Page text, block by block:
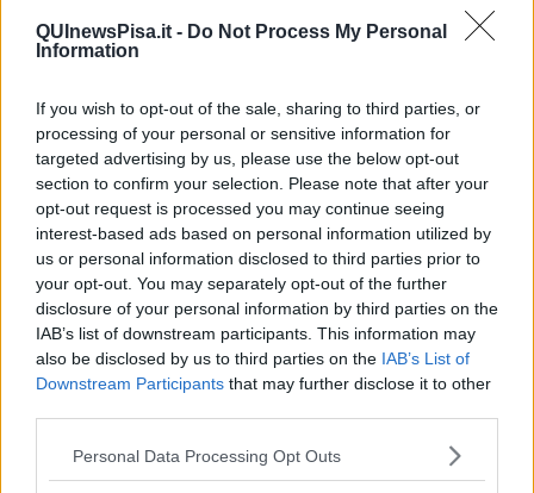
QUInewsPisa.it - Do Not Process My Personal
Information
If you wish to opt-out of the sale, sharing to third parties, or
processing of your personal or sensitive information for
targeted advertising by us, please use the below opt-out
section to confirm your selection. Please note that after your
opt-out request is processed you may continue seeing
interest-based ads based on personal information utilized by
us or personal information disclosed to third parties prior to
your opt-out. You may separately opt-out of the further
disclosure of your personal information by third parties on the
IAB’s list of downstream participants. This information may
also be disclosed by us to third parties on the IAB’s List of
Downstream Participants that may further disclose it to other
Personal Data Processing Opt Outs
famiglia, della città e di tutti i tifosiper la scomparsa di Aldo
Paradossi, giornalista e cultore della pisanità, per moltissimi anni
inconfondibile voce dell’Arena Garibaldi - ha scritto la società in una
nota - il presidente Giuseppe Corrado a nome della Società tutta
esprime le più sentite condoglianze alla famiglia e agli amici di
Aldo".
Pisa perde una delle sue voci più autentiche- ha commentato
il sindacoMichele Conti- Aldo Paradossi ha raccontato per anni la
nostra città con la telecamera di50 Canale , andando strada per
strada per dar voce ai nostri concittadini con la sua Civetta. Ma
anche da Palazzo Gambacorti, divulgando la nostra storia con
competenza e passione, in occasione del Gioco del Ponte e delle
rafforzare il senso di appartenenza alla comunità cittadina".